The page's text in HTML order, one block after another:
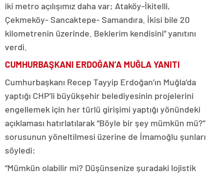
iki metro açılışımız daha var; Ataköy-İkitelli,
Çekmeköy- Sancaktepe- Samandıra. İkisi bile 20
kilometrenin üzerinde. Beklerim kendisini” yanıtını
verdi.
CUMHURBAŞKANI ERDOĞAN’A MUĞLA YANITI
Cumhurbaşkanı Recep Tayyip Erdoğan’ın Muğla’da
yaptığı CHP’li büyükşehir belediyesinin projelerini
engellemek için her türlü girişimi yaptığı yönündeki
açıklaması hatırlatılarak “Böyle bir şey mümkün mü?”
sorusunun yöneltilmesi üzerine de İmamoğlu şunları
söyledi:
“Mümkün olabilir mi? Düşünsenize şuradaki lojistik